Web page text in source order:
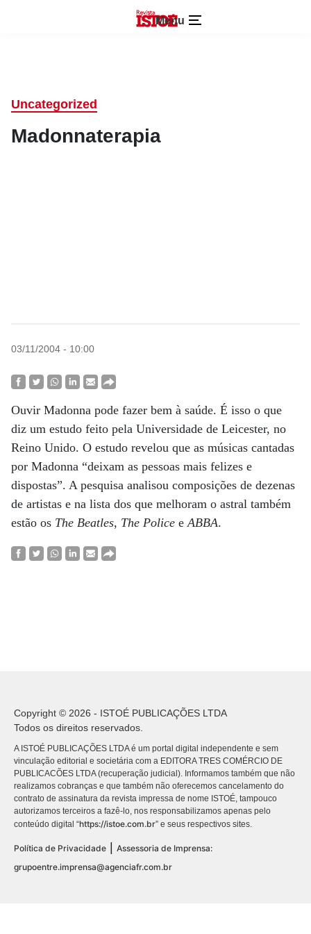
Menu
Uncategorized
Madonnaterapia
03/11/2004 - 10:00
Ouvir Madonna pode fazer bem à saúde. É isso o que
diz um estudo feito pela Universidade de Leicester, no
Reino Unido. O estudo revelou que as músicas cantadas
por Madonna “deixam as pessoas mais felizes e
dispostas”. A pesquisa analisou composições de dezenas
de artistas e na lista dos que melhoram o astral também
estão os The Beatles, The Police eABBA.
Copyright © 2026 - ISTOÉ PUBLICAÇÕES LTDA
Todos os direitos reservados.
A ISTOÉ PUBLICAÇÕES LTDA é um portal digital independente e sem
vinculação editorial e societária com a EDITORA TRES COMÉRCIO DE
PUBLICACÕES LTDA (recuperação judicial). Informamos também que não
realizamos cobranças e que também não oferecemos cancelamento do
contrato de assinatura da revista impressa de nome ISTOÉ, tampouco
autorizamos terceiros a fazê-lo, nos responsabilizamos apenas pelo
conteúdo digital “https://istoe.com.br” e seus respectivos sites.
Política de Privacidade
Assessoria de Imprensa:
grupoentre.imprensa@agenciafr.com.br